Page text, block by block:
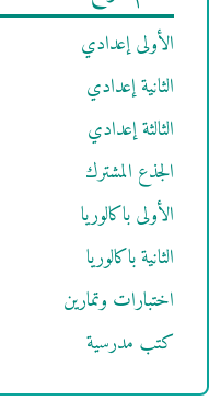
الأولى إعدادي
الثانية إعدادي
الثالثة إعدادي
الجذع المشترك
الأولى باكالوريا
الثانية باكالوريا
اختبارات وتمارين
كتب مدرسية